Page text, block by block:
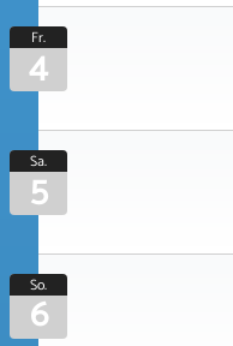
Fr.
4
Sa.
5
So.
6